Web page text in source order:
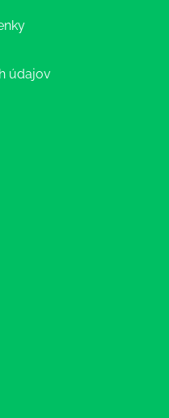
údajov